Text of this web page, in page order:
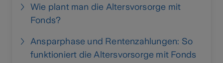
Wie plant man die Altersvorsorge mit
Fonds?
Ansparphase und Rentenzahlungen: So
funktioniert die Altersvorsorge mit Fonds